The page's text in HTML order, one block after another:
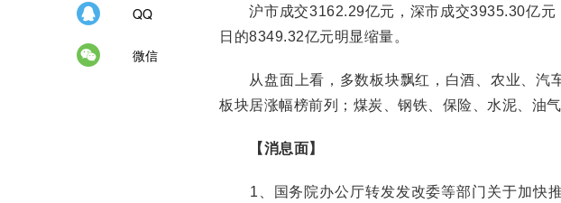
QQ
微信
沪市成交3162.29亿元，深市成交3935.30亿元
日的8349.32亿元明显缩量。
从盘面上看，多数板块飘红，白酒、农业、汽
板块居涨幅榜前列；煤炭、钢铁、保险、水泥、油
【消息面】
1、国务院办公厅转发发改委等部门关于加快推